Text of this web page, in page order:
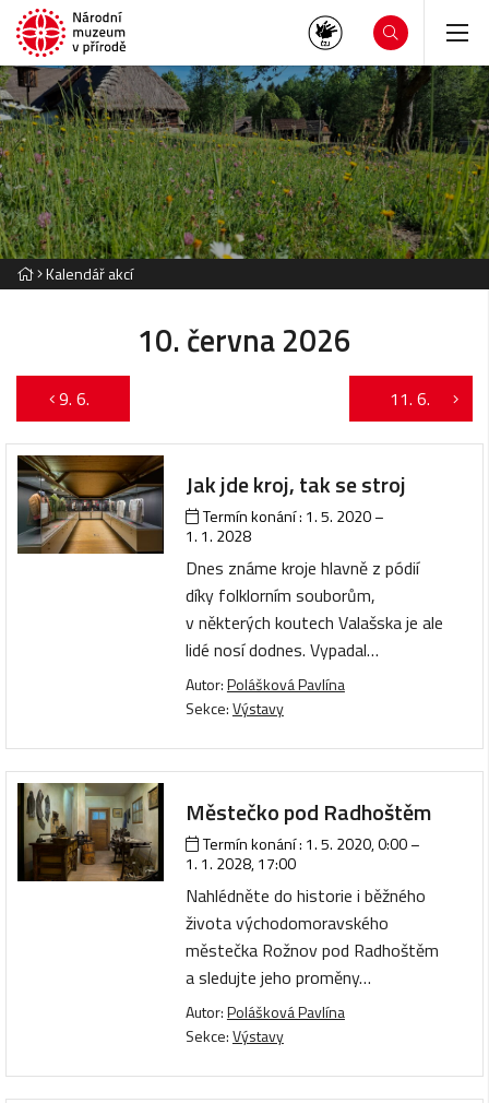
Kalendář akcí
10. června 2026
9. 6. 11. 6.
Jak jde kroj, tak se stroj
Termín konání : 1. 5. 2020–
1. 1. 2028
Dnes známe kroje hlavně z pódií
díky folklorním souborům,
v některých koutech Valašska je ale
lidé nosí dodnes. Vypadal…
Autor:Polášková Pavlína
Sekce:Výstavy
Městečko pod Radhoštěm
Termín konání : 1. 5. 2020, 0:00–
1. 1. 2028, 17:00
Nahlédněte do historie i běžného
života východomoravského
městečka Rožnov pod Radhoštěm
a sledujte jeho proměny…
Autor:Polášková Pavlína
Sekce:Výstavy